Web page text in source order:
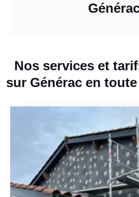
Nos services et
sur Générac en